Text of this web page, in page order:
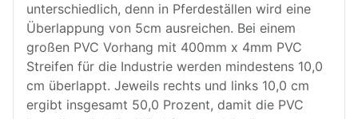
unterschiedlich, denn in Pferdeställen wird eine
Überlappung von 5cm ausreichen. Bei einem
großen PVC Vorhang mit 400mm x 4mm PVC
Streifen für die Industrie werden mindestens 10,0
cm überlappt. Jeweils rechts und links 10,0 cm
ergibt insgesamt 50,0 Prozent, damit die PVC